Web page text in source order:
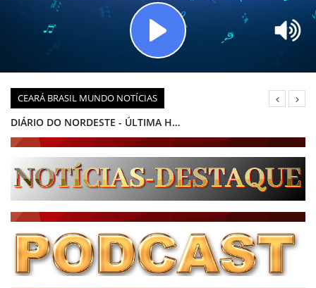
CEARÁ BRASIL MUNDO NOTÍCIAS
DIÁRIO DO NORDESTE - ÚLTIMA HORA
PODCAST - PONTO DE VISTA
BRASIL DE FATO - ÚLTIMAS NOTÍCIAS
NOTÍCIAS DESTAQUE DO DIA
NOTÍCIAS TAMBÉM NA TELA
BRASIL MUNDO AO VIVO